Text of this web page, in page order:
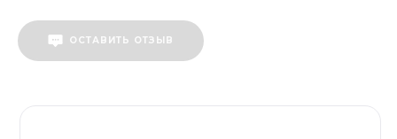
ОСТАВИТЬ ОТЗЫВ